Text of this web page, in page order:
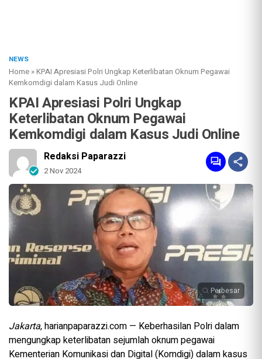
NEWS
Home »KPAI Apresiasi Polri Ungkap Keterlibatan Oknum Pegawai
Kemkomdigi dalam Kasus Judi Online
KPAI Apresiasi Polri Ungkap
Keterlibatan Oknum Pegawai
Kemkomdigi dalam Kasus Judi Online
Redaksi Paparazzi
2 Nov 2024
Perbesar
Jakarta, harianpaparazzi.com — Keberhasilan Polri dalam
mengungkap keterlibatan sejumlah oknum pegawai
Kementerian Komunikasi dan Digital (Komdigi) dalam kasus